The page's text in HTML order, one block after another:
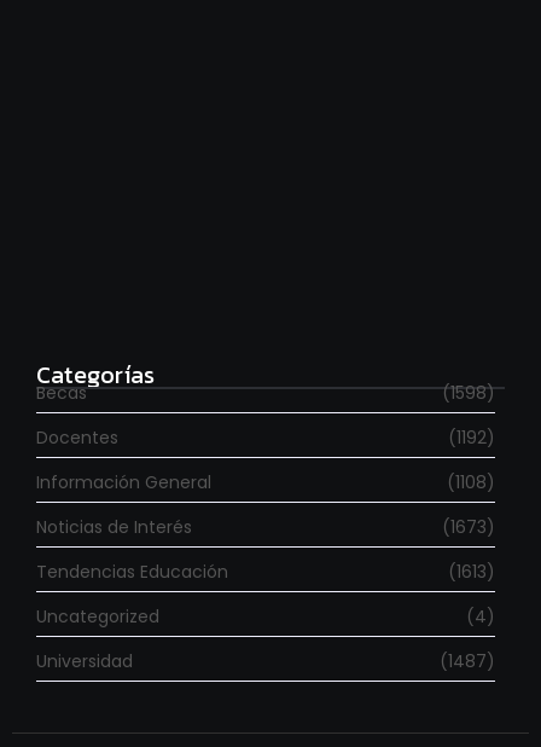
Categorías
Becas
(1598)
Docentes
(1192)
Información General
(1108)
Noticias de Interés
(1673)
Tendencias Educación
(1613)
Uncategorized
(4)
Universidad
(1487)